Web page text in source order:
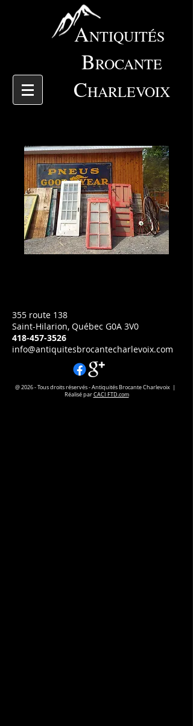
ANTIQUITÉS
BROCANTE
CHARLEVOIX
355 route 138
Saint-Hilarion, Québec G0A 3V0
418-457-3526
info@antiquitesbrocantecharlevoix.com
@ 2026 - Tous droits réservés - Antiquités Brocante Charlevoix |
Réalisé parCACI FTD.com